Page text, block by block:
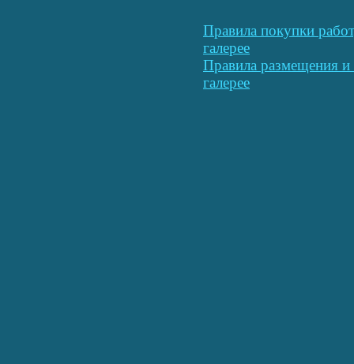
Правила покупки
галерее
Правила размещения
галерее